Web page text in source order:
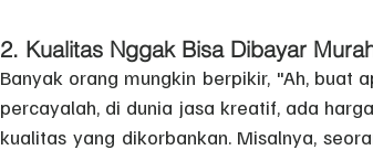
2. Kualitas Nggak Bisa Dibayar
Banyak orang mungkin berpikir, "Ah, buat
percayalah, di dunia jasa kreatif, ada
kualitas yang dikorbankan. Misalnya,